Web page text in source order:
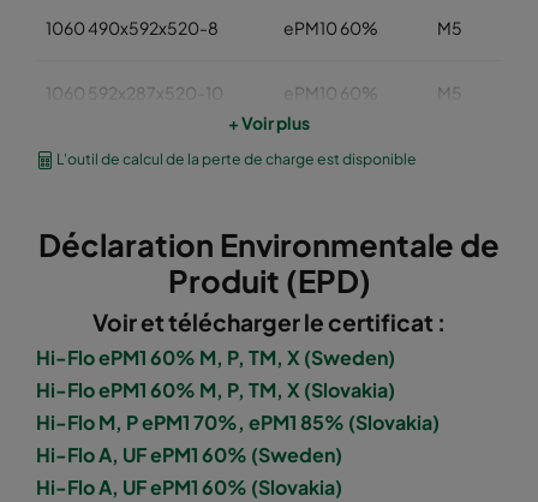
1060 490x592x520-8 ePM10 60% M5
1060 592x287x520-10 ePM10 60% M5
1060 287x592x520-5 ePM10 60%
1060 490x892x520-8 ePM10 60%
1060 287x892x520-5 ePM10 60%
1060 592x592x600-8 ePM10 60% M5
1060 592x490x600-8 ePM10 60%
+ Voir plus
L'outil de calcul de la perte de charge est disponible
Déclaration Environmentale de
Produit (EPD)
Voir et télécharger le certificat :
Hi-Flo ePM1 60% M, P, TM, X (Sweden)
Hi-Flo ePM1 60% M, P, TM, X (Slovakia)
Hi-Flo M, P ePM1 70%, ePM1 85% (Slovakia)
Hi-Flo A, UF ePM1 60% (Sweden)
Hi-Flo A, UF ePM1 60% (Slovakia)